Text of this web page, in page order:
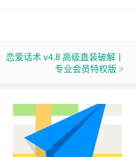
恋爱话术 v4.8 高级直装破解丨
专业会员特权版